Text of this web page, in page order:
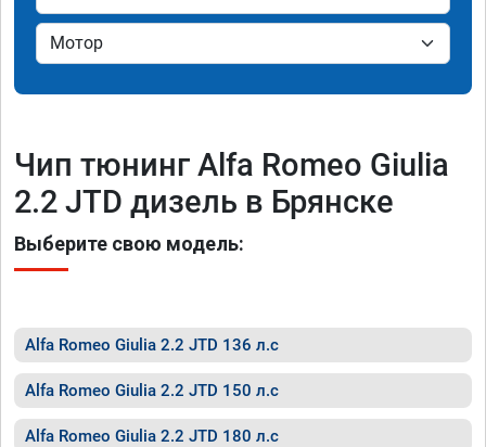
Чип тюнинг Alfa Romeo Giulia
2.2 JTD дизель в Брянске
Выберите свою модель:
Alfa Romeo Giulia 2.2 JTD 136 л.с
Alfa Romeo Giulia 2.2 JTD 150 л.с
Alfa Romeo Giulia 2.2 JTD 180 л.с